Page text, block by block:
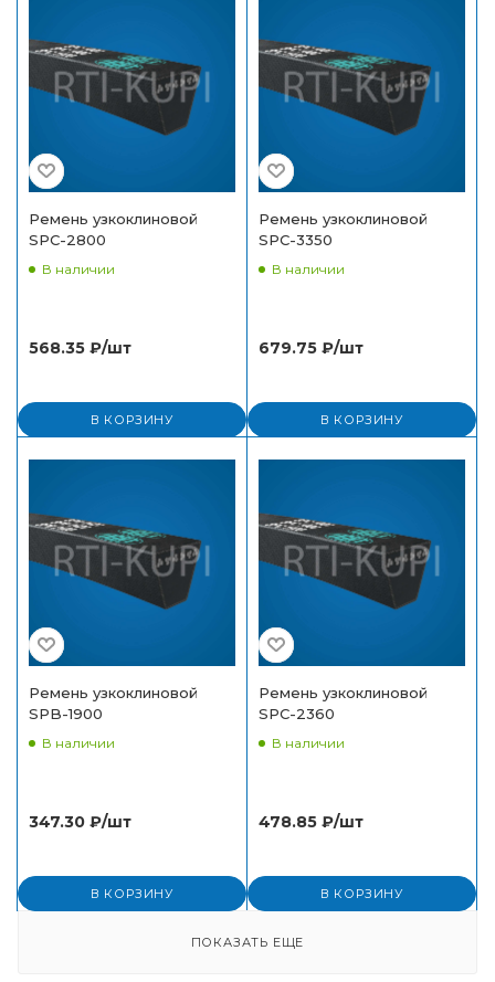
Ремень узкоклиновой
SPC-2800
В наличии
568.35 ₽/шт
В КОРЗИНУ
Ремень узкоклиновой
SPC-3350
В наличии
679.75 ₽/шт
В КОРЗИНУ
Ремень узкоклиновой
SPB-1900
В наличии
347.30 ₽/шт
В КОРЗИНУ
Ремень узкоклиновой
SPC-2360
В наличии
478.85 ₽/шт
В КОРЗИНУ
ПОКАЗАТЬ ЕЩЕ